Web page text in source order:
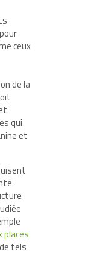
ceux
de la
qui
et
places
tels